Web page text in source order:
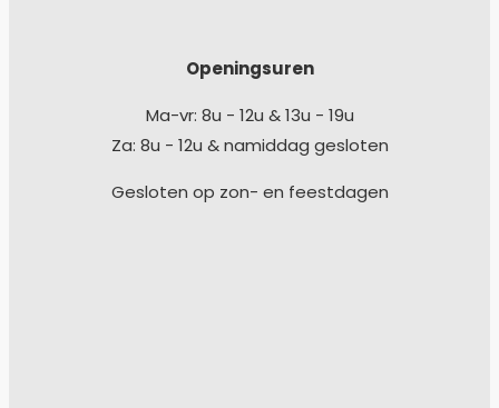
Openingsuren
Ma-vr: 8u - 12u & 13u - 19u
Za: 8u - 12u & namiddag gesloten
Gesloten op zon- en feestdagen